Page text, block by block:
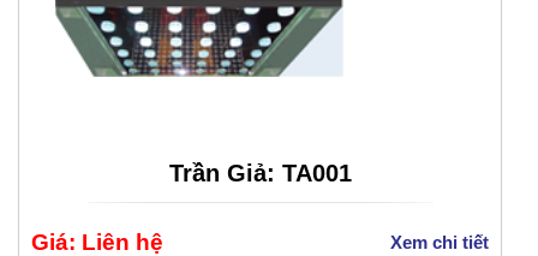
Trần Giả: TA001
Giá: Liên hệ Xem chi tiết